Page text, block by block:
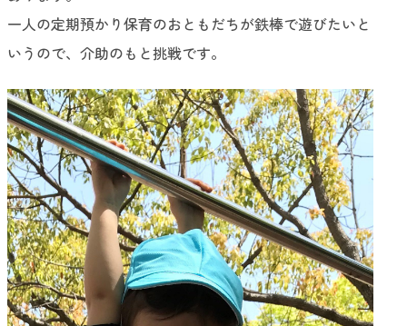
一人の定期預かり保育のおともだちが鉄棒で遊びたいと
いうので、介助のもと挑戦です。